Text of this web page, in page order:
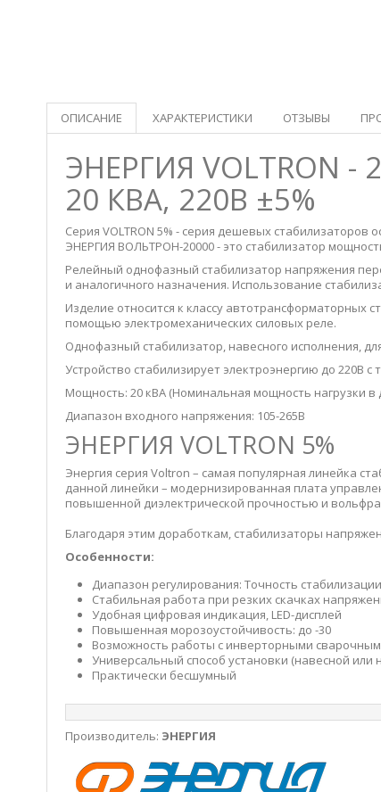
ОПИСАНИЕ ХАРАКТЕРИСТИКИ ОТЗЫВЫ
ЭНЕРГИЯ VOLTRON
20 КВА, 220В ±5%
Серия VOLTRON 5% - серия дешевых
ЭНЕРГИЯ ВОЛЬТРОН-20000 - это стабилизатор
Релейный однофазный стабилизатор напряжения
и аналогичного назначения. Использование
Изделие относится к классу автотрансформаторных
помощью электромеханических силовых реле.
Однофазный стабилизатор, навесного исполнения,
Устройство стабилизирует электроэнергию до 220В с
Мощность: 20 кВА (Номинальная мощность нагрузки в
Диапазон входного напряжения: 105-265В
ЭНЕРГИЯ VOLTRON 5%
Энергия серия Voltron – самая популярная линейка
данной линейки – модернизированная плата
повышенной диэлектрической прочностью и
Благодаря этим доработкам, стабилизаторы
Особенности:
Диапазон регулирования: Точность
Стабильная работа при резких скачках
Удобная цифровая индикация, LED-дисплей
Повышенная морозоустойчивость: до -30
Возможность работы с инверторными
Универсальный способ установки (навесной или
Практически бесшумный
Производитель: ЭНЕРГИЯ